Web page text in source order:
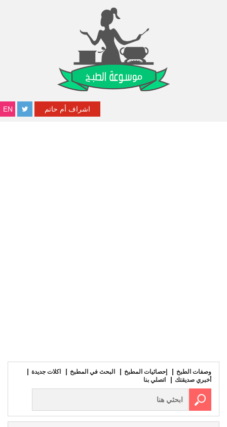
EN اشراف أم حاتم
وصفات الطبخ إحصائيات المطبخ البحث في المطبخ
اكلات جديدة
أخبري صديقتك
اتصلي بنا